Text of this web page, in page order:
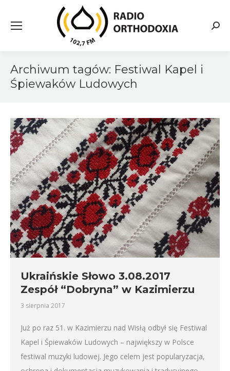
Archiwum tagów: Festiwal Kapel i
Śpiewaków Ludowych
Ukraińskie Słowo 3.08.2017
Zespół “Dobryna” w Kazimierzu
3 sierpnia 2017
Już po raz 51. w Kazimierzu nad Wisłą odbył się Festiwal
Kapel i Śpiewaków Ludowych – największy w Polsce
festiwal muzyki ludowej. Jego celem jest popularyzacja,